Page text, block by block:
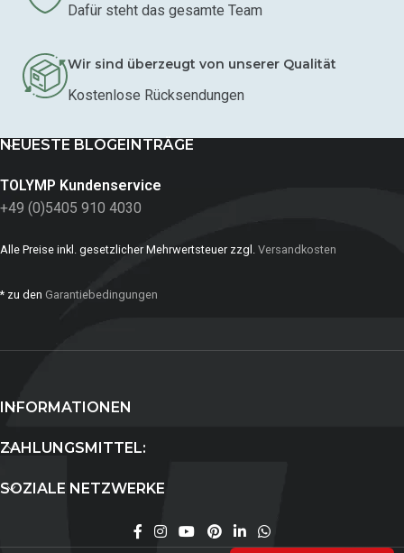
Dafür steht das gesamte Team
Wir sind überzeugt von unserer Qualität
Kostenlose Rücksendungen
NEUESTE BLOGEINTRÄGE
TOLYMP Kundenservice
+49 (0)5405 910 4030
Alle Preise inkl. gesetzlicher Mehrwertsteuer zzgl. Versandkosten
* zu den Garantiebedingungen
INFORMATIONEN
ZAHLUNGSMITTEL:
SOZIALE NETZWERKE